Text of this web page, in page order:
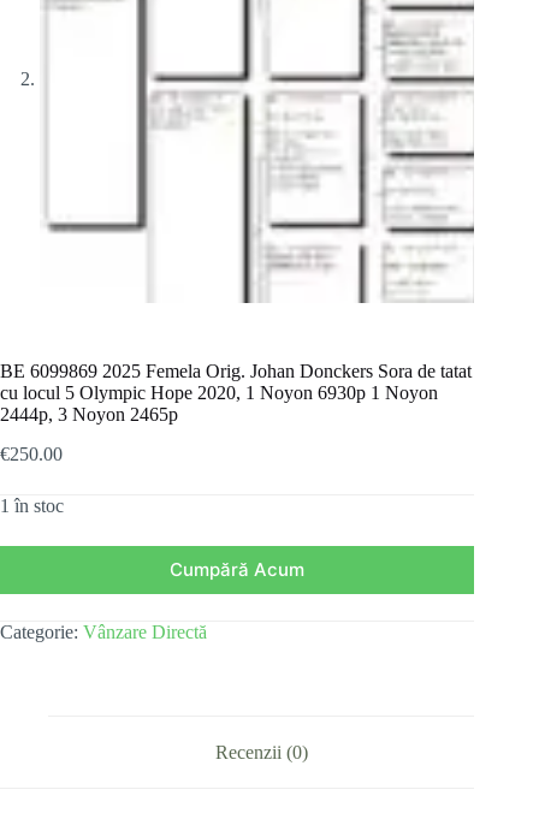
BE 6099869 2025 Femela Orig. Johan Donckers Sora de tatat
cu locul 5 Olympic Hope 2020, 1 Noyon 6930p 1 Noyon
2444p, 3 Noyon 2465p
€250.00
1 în stoc
Cumpără Acum
Categorie: Vânzare Directă
Recenzii (0)